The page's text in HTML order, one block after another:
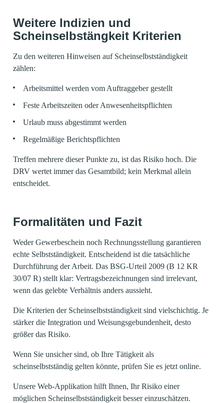
Weitere Indizien und
Scheinselbstängkeit Kriterien
Zu den weiteren Hinweisen auf Scheinselbstständigkeit
zählen:
Arbeitsmittel werden vom Auftraggeber gestellt
Feste Arbeitszeiten oder Anwesenheitspflichten
Urlaub muss abgestimmt werden
Regelmäßige Berichtspflichten
Treffen mehrere dieser Punkte zu, ist das Risiko hoch. Die
DRV wertet immer das Gesamtbild; kein Merkmal allein
entscheidet.
Formalitäten und Fazit​
Weder Gewerbeschein noch Rechnungsstellung garantieren
echte Selbstständigkeit. Entscheidend ist die tatsächliche
Durchführung der Arbeit. Das BSG-Urteil 2009 (B 12 KR
30/07 R) stellt klar: Vertragsbezeichnungen sind irrelevant,
wenn das gelebte Verhältnis anders aussieht.
Die Kriterien der Scheinselbstständigkeit sind vielschichtig. Je
stärker die Integration und Weisungsgebundenheit, desto
größer das Risiko.
Wenn Sie unsicher sind, ob Ihre Tätigkeit als
scheinselbstständig gelten könnte, prüfen Sie es jetzt online.
Unsere Web-Applikation hilft Ihnen, Ihr Risiko einer
möglichen Scheinselbstständigkeit besser einzuschätzen.